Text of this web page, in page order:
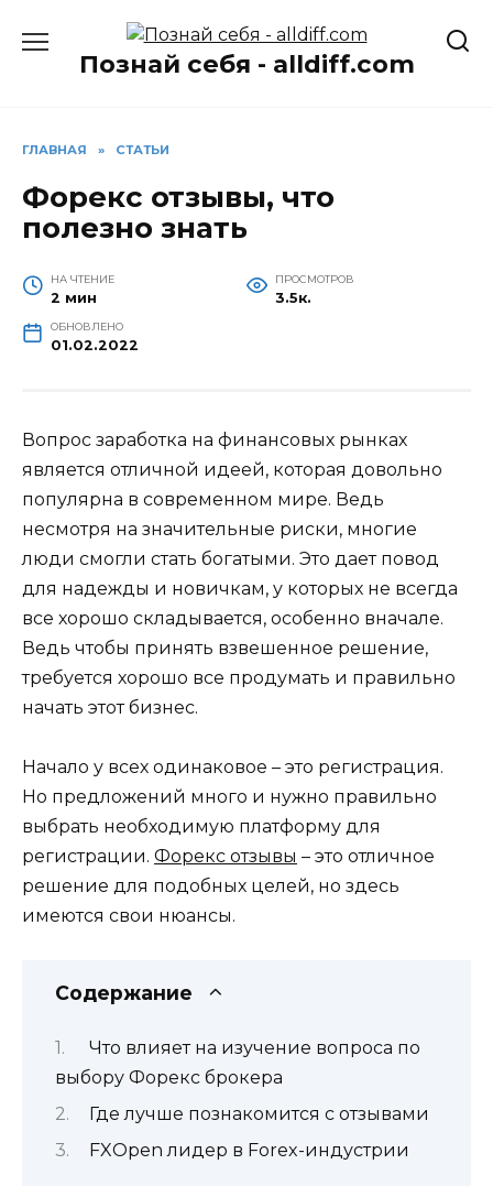
содержаниюПознай себя - alldiff.com
ГЛАВНАЯ » СТАТЬИ
Форекс отзывы, что
полезно знать
НА ЧТЕНИЕ
2 мин
ПРОСМОТРОВ
3.5к.
ОБНОВЛЕНО
01.02.2022
Вопрос заработка на финансовых рынках
является отличной идеей, которая довольно
популярна в современном мире. Ведь
несмотря на значительные риски, многие
люди смогли стать богатыми. Это дает повод
для надежды и новичкам, у которых не всегда
все хорошо складывается, особенно вначале.
Ведь чтобы принять взвешенное решение,
требуется хорошо все продумать и правильно
начать этот бизнес.
Начало у всех одинаковое – это регистрация.
Но предложений много и нужно правильно
выбрать необходимую платформу для
регистрации. Форекс отзывы – это отличное
решение для подобных целей, но здесь
имеются свои нюансы.
Содержание
Что влияет на изучение вопроса по
выбору Форекс брокера
Где лучше познакомится с отзывами
FXOpen лидер в Forex-индустрии